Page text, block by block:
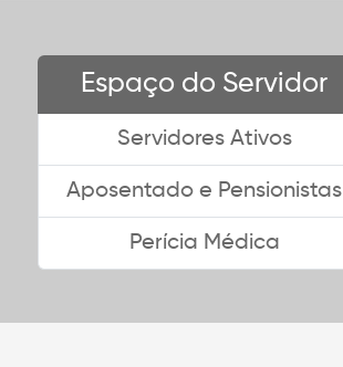
Espaço do Servidor
Servidores Ativos
Aposentado e Pensionistas
Perícia Médica